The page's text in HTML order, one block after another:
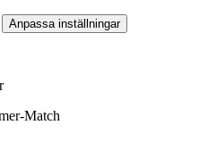
Anpassa inställningar
Match